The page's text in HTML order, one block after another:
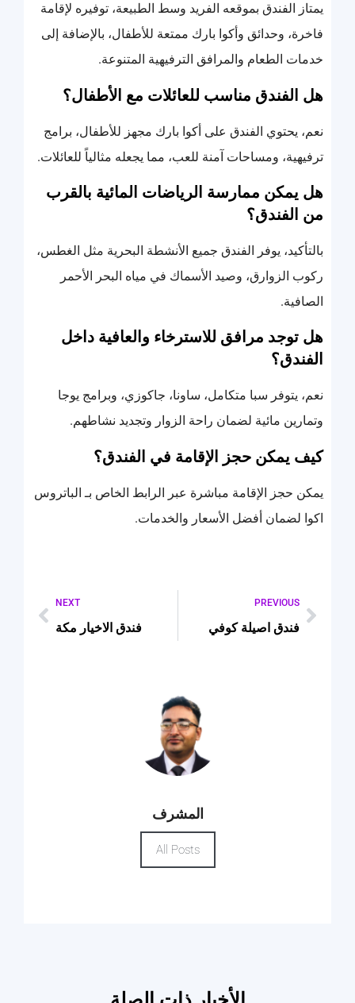
يمتاز الفندق بموقعه الفريد وسط الطبيعة، توفيره لإقامة
فاخرة، وحدائق وأكوا بارك ممتعة للأطفال، بالإضافة إلى
خدمات الطعام والمرافق الترفيهية المتنوعة.
هل الفندق مناسب للعائلات مع الأطفال؟
نعم، يحتوي الفندق على أكوا بارك مجهز للأطفال، برامج
ترفيهية، ومساحات آمنة للعب، مما يجعله مثالياً للعائلات.
هل يمكن ممارسة الرياضات المائية بالقرب
من الفندق؟
بالتأكيد، يوفر الفندق جميع الأنشطة البحرية مثل الغطس،
ركوب الزوارق، وصيد الأسماك في مياه البحر الأحمر
الصافية.
هل توجد مرافق للاسترخاء والعافية داخل
الفندق؟
نعم، يتوفر سبا متكامل، ساونا، جاكوزي، وبرامج يوجا
وتمارين مائية لضمان راحة الزوار وتجديد نشاطهم.
كيف يمكن حجز الإقامة في الفندق؟
يمكن حجز الإقامة مباشرة عبر الرابط الخاص بـ الباتروس
اكوا لضمان أفضل الأسعار والخدمات.
PREVIOUS
فندق اصيلة كوفي
NEXT
فندق الاخيار مكة
المشرف
All Posts